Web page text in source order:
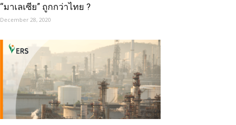
“มาเลเซีย” ถูกกว่าไทย ?
December 28, 2020